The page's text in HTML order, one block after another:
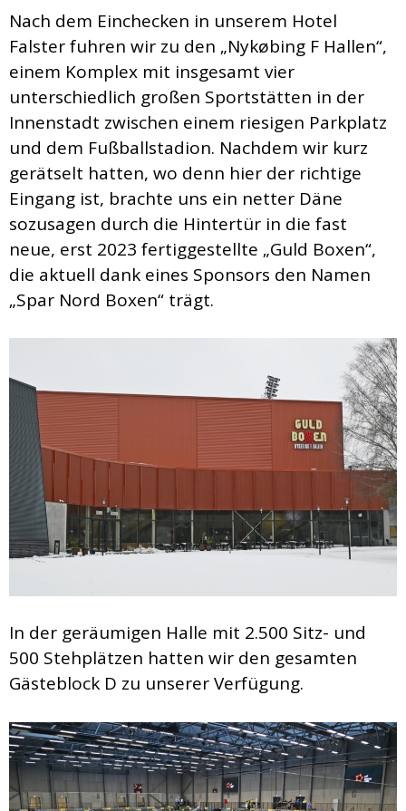
Nach dem Einchecken in unserem Hotel
Falster fuhren wir zu den „Nykøbing F Hallen“,
einem Komplex mit insgesamt vier
unterschiedlich großen Sportstätten in der
Innenstadt zwischen einem riesigen Parkplatz
und dem Fußballstadion. Nachdem wir kurz
gerätselt hatten, wo denn hier der richtige
Eingang ist, brachte uns ein netter Däne
sozusagen durch die Hintertür in die fast
neue, erst 2023 fertiggestellte „Guld Boxen“,
die aktuell dank eines Sponsors den Namen
„Spar Nord Boxen“ trägt.
In der geräumigen Halle mit 2.500 Sitz- und
500 Stehplätzen hatten wir den gesamten
Gästeblock D zu unserer Verfügung.